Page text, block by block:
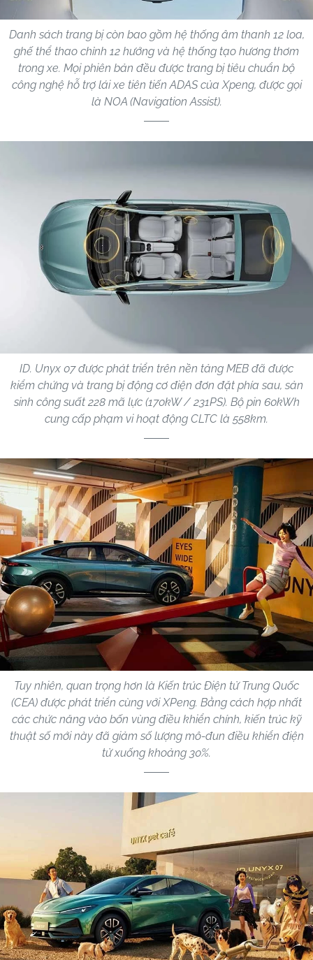
Danh sách trang bị còn bao gồm hệ thống âm thanh 12 loa,
ghế thể thao chỉnh 12 hướng và hệ thống tạo hương thơm
trong xe. Mọi phiên bản đều được trang bị tiêu chuẩn bộ
công nghệ hỗ trợ lái xe tiên tiến ADAS của Xpeng, được gọi
là NOA (Navigation Assist).
ID. Unyx 07 được phát triển trên nền tảng MEB đã được
kiểm chứng và trang bị động cơ điện đơn đặt phía sau, sản
sinh công suất 228 mã lực (170kW / 231PS). Bộ pin 60kWh
cung cấp phạm vi hoạt động CLTC là 558km.
Tuy nhiên, quan trọng hơn là Kiến trúc Điện tử Trung Quốc
(CEA) được phát triển cùng với XPeng. Bằng cách hợp nhất
các chức năng vào bốn vùng điều khiển chính, kiến ​​trúc kỹ
thuật số mới này đã giảm số lượng mô-đun điều khiển điện
tử xuống khoảng 30%.